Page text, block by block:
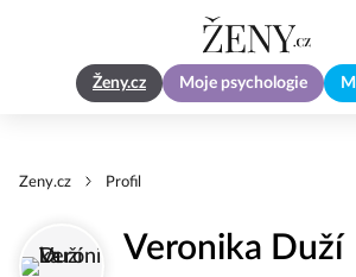
Ženy.cz Moje psychologie
Zeny.cz Profil
Veronika Duží